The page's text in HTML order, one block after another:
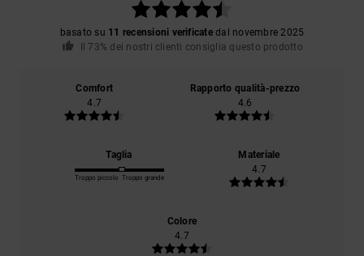
basato su 11 recensioni verificatedal novembre 2025
Il 73% dei nostri clienti consiglia questo prodotto
Comfort
4.7
Rapporto qualità-prezzo
4.6
Taglia
Troppo piccolo Troppo grande
Materiale
4.7
Colore
4.7